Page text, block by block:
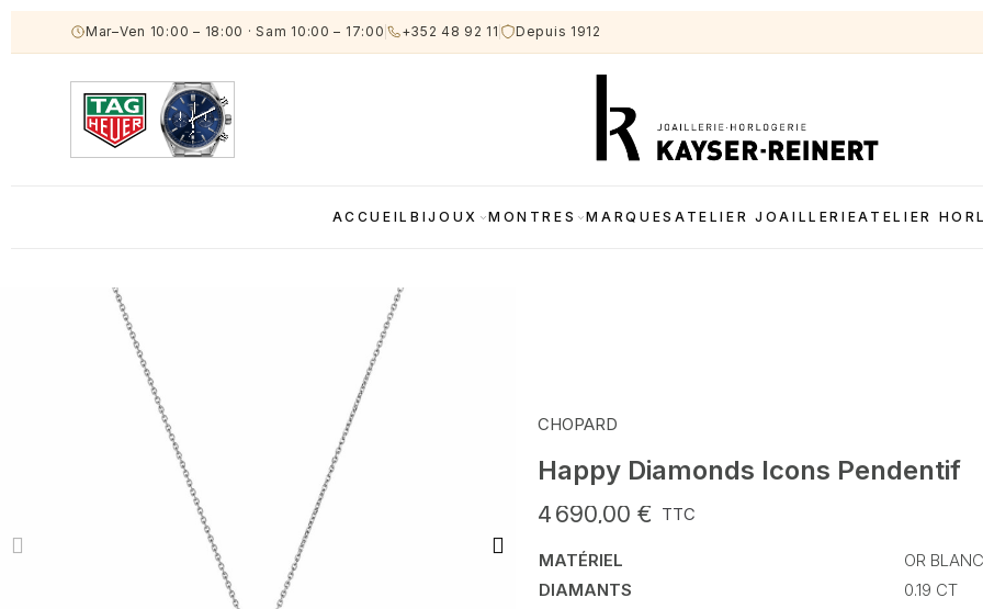
Mar–Ven 10:00 – 18:00 · Sam 10:00 – 17:00 +352 48 92 11 Depuis 1912
ACCUEILBIJOUX MONTRES MARQUES ATELIER JOAILLERIEATELIER
CHOPARD
Happy Diamonds Icons Pendentif
4 690,00 € TTC
MATÉRIEL
OR
DIAMANTS
0.19 CT